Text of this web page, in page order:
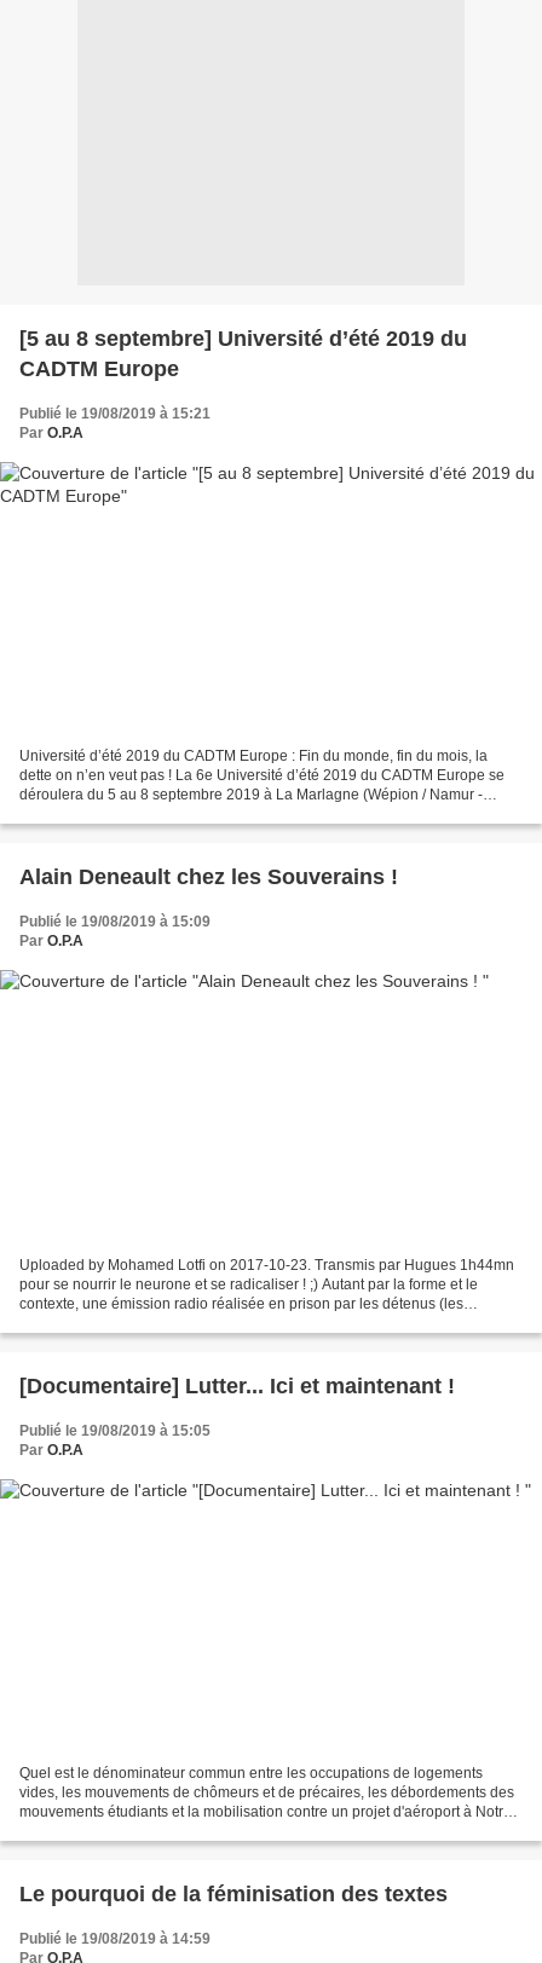
[5 au 8 septembre] Université d’été 2019 du
CADTM Europe
Publié le 19/08/2019 à 15:21
Par O.P.A
Université d’été 2019 du CADTM Europe : Fin du monde, fin du mois, la
dette on n’en veut pas ! La 6e Université d’été 2019 du CADTM Europe se
déroulera du 5 au 8 septembre 2019 à La Marlagne (Wépion / Namur -
Alain Deneault chez les Souverains !
Publié le 19/08/2019 à 15:09
Par O.P.A
Uploaded by Mohamed Lotfi on 2017-10-23. Transmis par Hugues 1h44mn
pour se nourrir le neurone et se radicaliser ! ;) Autant par la forme et le
contexte, une émission radio réalisée en prison par les détenus (les
[Documentaire] Lutter... Ici et maintenant !
Publié le 19/08/2019 à 15:05
Par O.P.A
Quel est le dénominateur commun entre les occupations de logements
vides, les mouvements de chômeurs et de précaires, les débordements des
mouvements étudiants et la mobilisation contre un projet d'aéroport à Notre-
Le pourquoi de la féminisation des textes
Publié le 19/08/2019 à 14:59
Par O.P.A